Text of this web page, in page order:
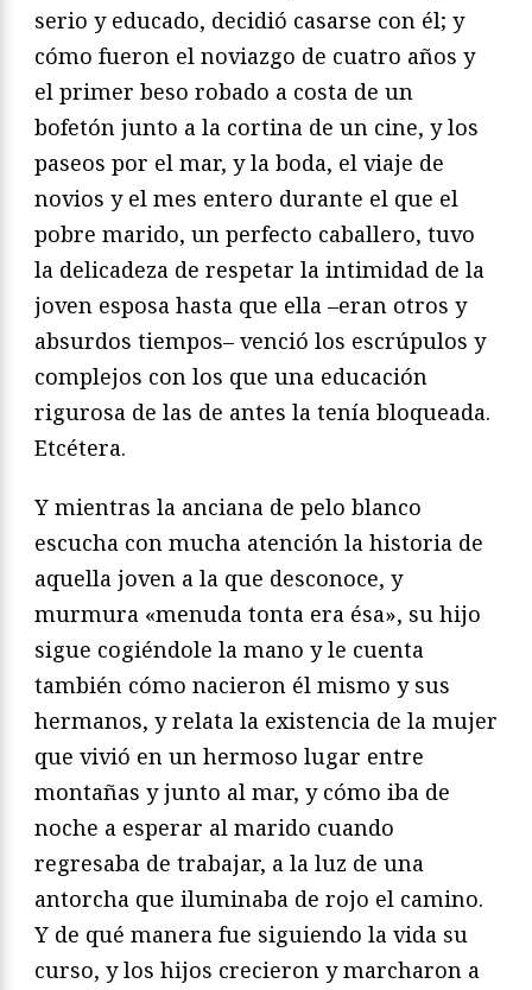
serio y educado, decidió casarse con él; y
cómo fueron el noviazgo de cuatro años y
el primer beso robado a costa de un
bofetón junto a la cortina de un cine, y los
paseos por el mar, y la boda, el viaje de
novios y el mes entero durante el que el
pobre marido, un perfecto caballero, tuvo
la delicadeza de respetar la intimidad de la
joven esposa hasta que ella –eran otros y
absurdos tiempos– venció los escrúpulos y
complejos con los que una educación
rigurosa de las de antes la tenía bloqueada.
Etcétera.
Y mientras la anciana de pelo blanco
escucha con mucha atención la historia de
aquella joven a la que desconoce, y
murmura «menuda tonta era ésa», su hijo
sigue cogiéndole la mano y le cuenta
también cómo nacieron él mismo y sus
hermanos, y relata la existencia de la mujer
que vivió en un hermoso lugar entre
montañas y junto al mar, y cómo iba de
noche a esperar al marido cuando
regresaba de trabajar, a la luz de una
antorcha que iluminaba de rojo el camino.
Y de qué manera fue siguiendo la vida su
curso, y los hijos crecieron y marcharon a